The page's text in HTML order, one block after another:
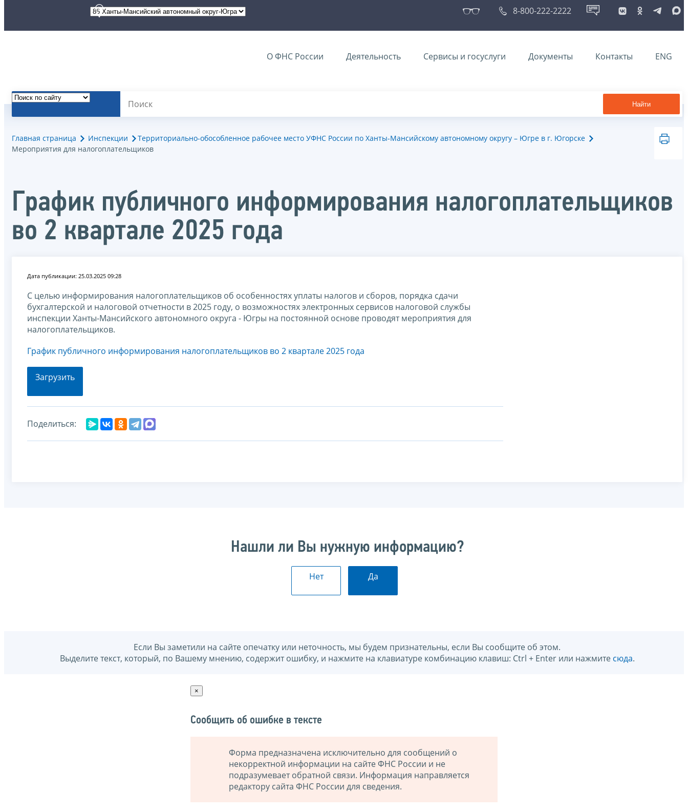
8-800-222-2222
О ФНС России Деятельность Сервисы и госуслуги Документы Контакты ENG
Найти
Главная страница Инспекции
Территориально-обособленное рабочее место УФНС России по Ханты-Мансийскому автономному округу – Югре в г. Югорске
Мероприятия для налогоплательщиков
График публичного информирования налогоплательщиков
во 2 квартале 2025 года
Дата публикации: 25.03.2025 09:28
С целью информирования налогоплательщиков об особенностях уплаты налогов и сборов, порядка сдачи
бухгалтерской и налоговой отчетности в 2025 году, о возможностях электронных сервисов налоговой службы
инспекции Ханты-Мансийского автономного округа - Югры на постоянной основе проводят мероприятия для
налогоплательщиков.
График публичного информирования налогоплательщиков во 2 квартале 2025 года
Загрузить
Поделиться:
Нашли ли Вы нужную информацию?
Нет Да
Если Вы заметили на сайте опечатку или неточность, мы будем признательны, если Вы сообщите об этом.
Выделите текст, который, по Вашему мнению, содержит ошибку, и нажмите на клавиатуре комбинацию клавиш: Ctrl + Enter или нажмите сюда.
×
Сообщить об ошибке в тексте
Форма предназначена исключительно для сообщений о
некорректной информации на сайте ФНС России и не
подразумевает обратной связи. Информация направляется
редактору сайта ФНС России для сведения.